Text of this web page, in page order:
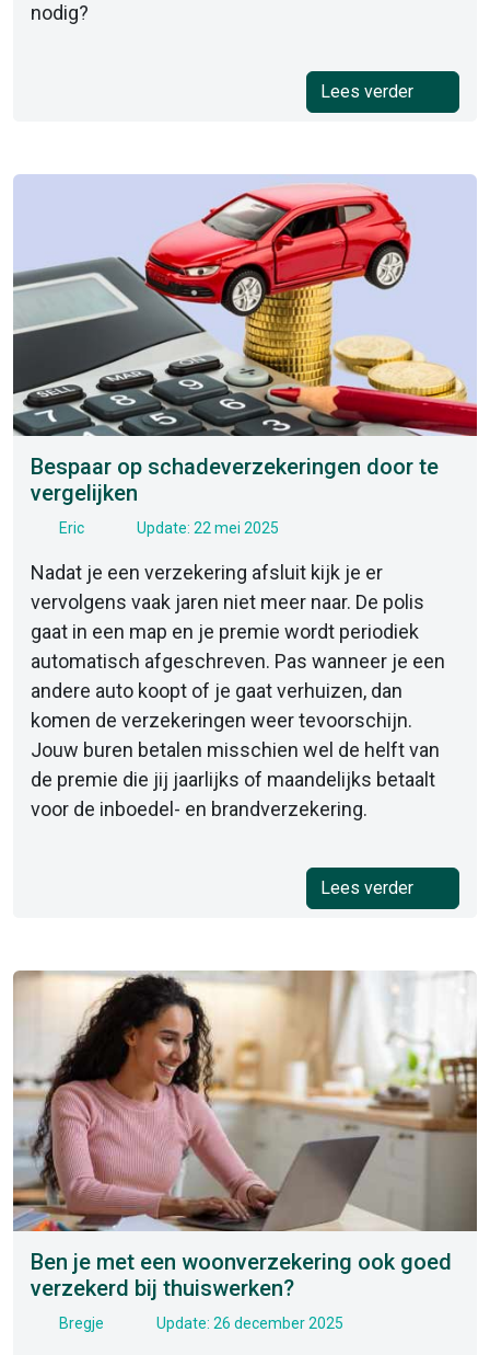
nodig?
Lees verder
Bespaar op schadeverzekeringen door te
vergelijken
Eric Update: 22 mei 2025
Nadat je een verzekering afsluit kijk je er
vervolgens vaak jaren niet meer naar. De polis
gaat in een map en je premie wordt periodiek
automatisch afgeschreven. Pas wanneer je een
andere auto koopt of je gaat verhuizen, dan
komen de verzekeringen weer tevoorschijn.
Jouw buren betalen misschien wel de helft van
de premie die jij jaarlijks of maandelijks betaalt
voor de inboedel- en brandverzekering.
Lees verder
Ben je met een woonverzekering ook goed
verzekerd bij thuiswerken?
Bregje Update: 26 december 2025